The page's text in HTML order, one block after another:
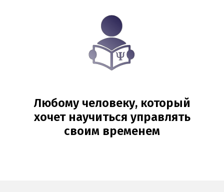
Любому человеку, который
хочет научиться управлять
своим временем